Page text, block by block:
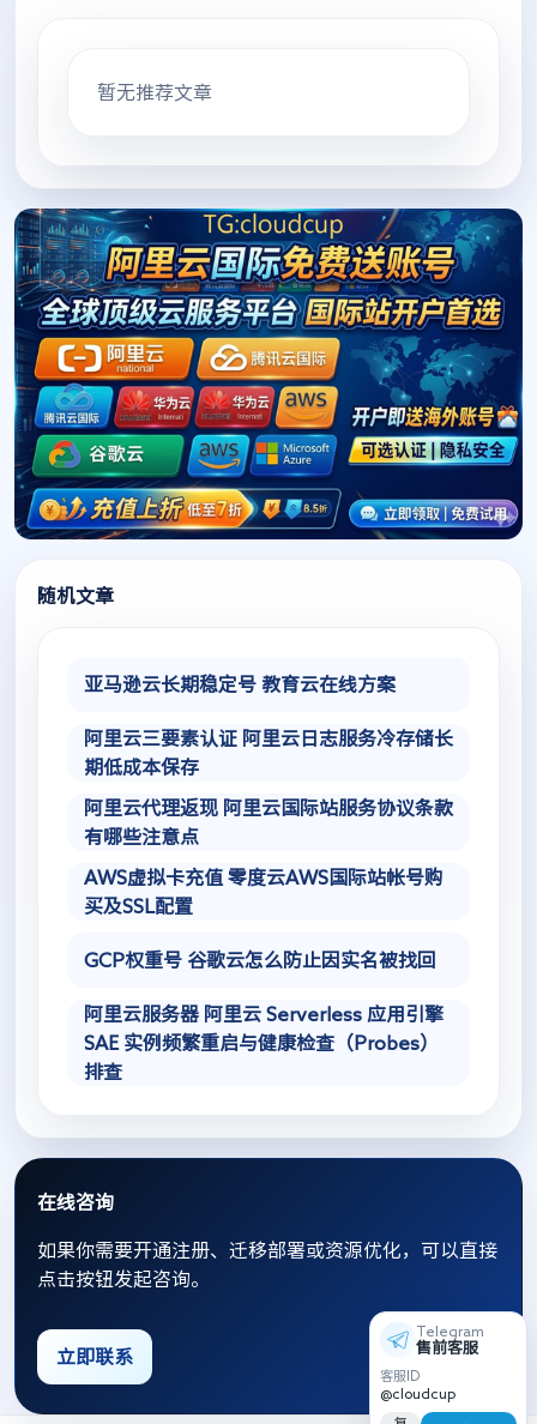
暂无推荐文章
随机文章
亚马逊云长期稳定号 教育云在线方案
阿里云三要素认证 阿里云日志服务冷存储长
期低成本保存
阿里云代理返现 阿里云国际站服务协议条款
有哪些注意点
AWS虚拟卡充值 零度云AWS国际站帐号购
买及SSL配置
GCP权重号 谷歌云怎么防止因实名被找回
阿里云服务器 阿里云 Serverless 应用引擎
SAE 实例频繁重启与健康检查（Probes）
排查
在线咨询
如果你需要开通注册、迁移部署或资源优化，可以直接
点击按钮发起咨询。
立即联系
Telegram
售前客服
客服ID
@cloudcup